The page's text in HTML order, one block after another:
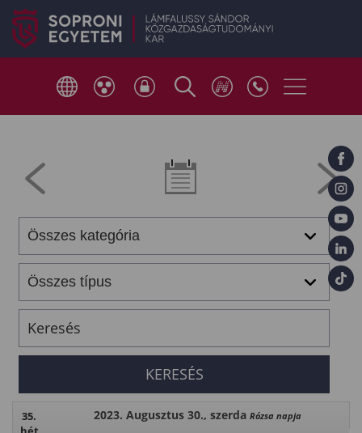
35.
2023. Augusztus 30., szerda Rózsa napja